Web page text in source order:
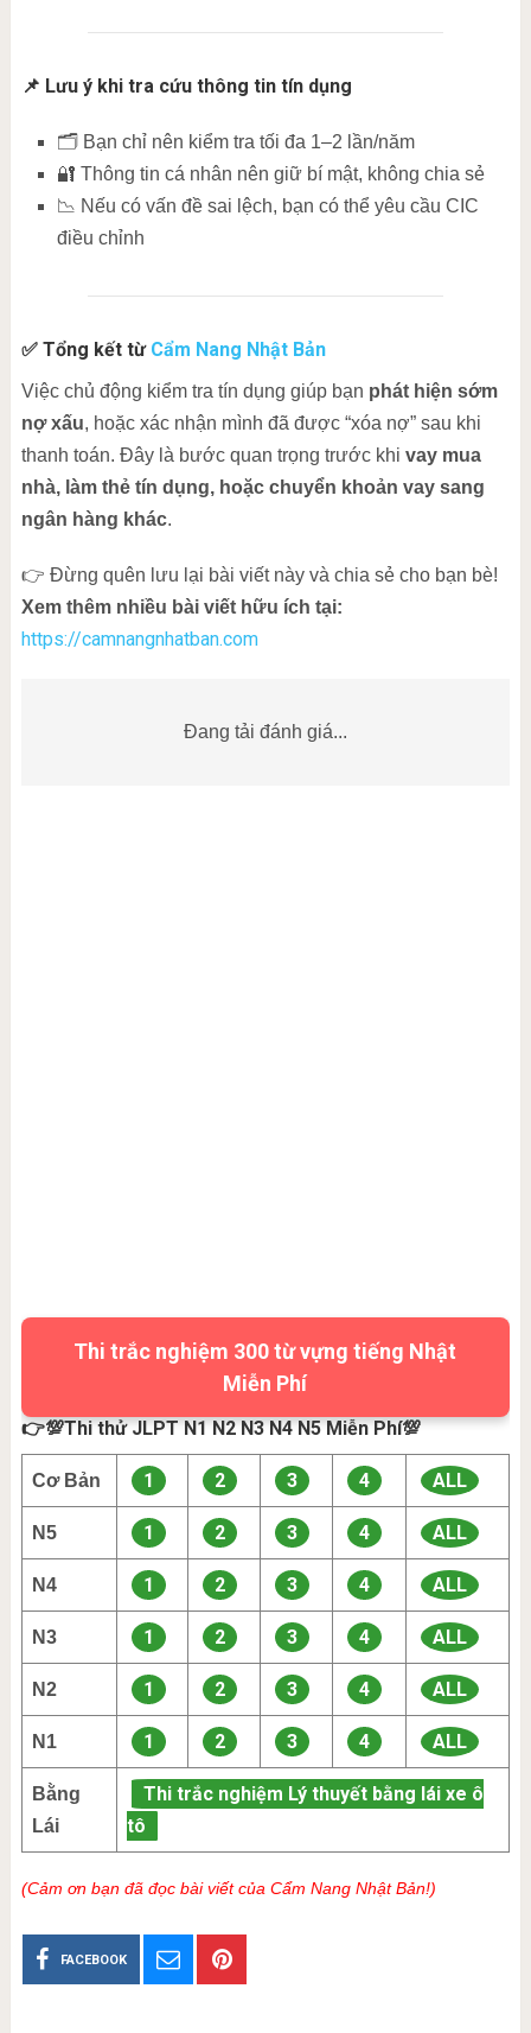
📌 Lưu ý khi tra cứu thông tin tín dụng
🗂 Bạn chỉ nên kiểm tra tối đa 1–2 lần/năm
🔐 Thông tin cá nhân nên giữ bí mật, không chia sẻ
📉 Nếu có vấn đề sai lệch, bạn có thể yêu cầu CIC
điều chỉnh
✅ Tổng kết từ Cẩm Nang Nhật Bản
Việc chủ động kiểm tra tín dụng giúp bạn phát hiện sớm
nợ xấu, hoặc xác nhận mình đã được “xóa nợ” sau khi
thanh toán. Đây là bước quan trọng trước khi vay mua
nhà, làm thẻ tín dụng, hoặc chuyển khoản vay sang
ngân hàng khác.
👉 Đừng quên lưu lại bài viết này và chia sẻ cho bạn bè!
Xem thêm nhiều bài viết hữu ích tại:
https://camnangnhatban.com
Đang tải đánh giá...
Thi trắc nghiệm 300 từ vựng tiếng Nhật
Miễn Phí
👉💯Thi thử JLPT N1 N2 N3 N4 N5 Miễn Phí💯
Cơ Bản 1 2 3 4 ALL
N5 1 2 3 4 ALL
N4 1 2 3 4 ALL
N3 1 2 3 4 ALL
N2 1 2 3 4 ALL
N1 1 2 3 4 ALL
Bằng
Lái
Thi trắc nghiệm Lý thuyết bằng lái xe ô
tô
(Cảm ơn bạn đã đọc bài viết của Cẩm Nang Nhật Bản!)
FACEBOOK